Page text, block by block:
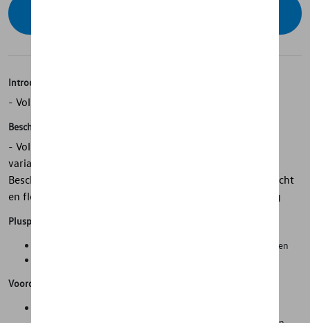
Introductie
- Volkswagen originele bagageruimtebekleding
Beschrijving
- Volkswagen originele bagageruimtebekleding - Voor
variabele bagageruimtebodems, bovenste positie -
Beschermt tegen vocht en vuil - Antislip - Oprolbaar - Licht
en flexibel - Op maat gemaakt - Met voertuigbelettering
Pluspunten
Netheid en bescherming van de originele staat van de wagen
Voordelen